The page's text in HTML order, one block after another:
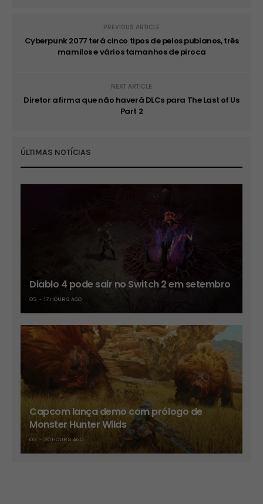
PREVIOUS ARTICLE
Cyberpunk 2077 terá cinco tipos de pelos pubianos, três
mamilos e vários tamanhos de piroca
NEXT ARTICLE
Diretor afirma que não haverá DLCs para The Last of Us
Part 2
ÚLTIMAS NOTÍCIAS
Diablo 4 pode sair no Switch 2 em setembro
OS 17 HOURS AGO
Capcom lança demo com prólogo de
Monster Hunter Wilds
OS 20 HOURS AGO